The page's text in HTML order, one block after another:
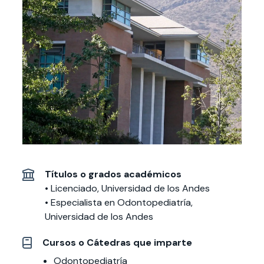
cursos
Especialidades y
estadías
Te puede
interesar:
International
students
Facultades
interesar:
2025
vinculación con la
sociedad
Extensión Cultural
Te puede interesar:Filantropía y Donaciones
intercambio
Servicios y apoyos
Te puede
interesar:
Explora el campus
Uandes
Noticias
estudiantiles
Títulos o grados académicos
• Licenciado, Universidad de los Andes
• Especialista en Odontopediatría,
Universidad de los Andes
Cursos o Cátedras que imparte
Odontopediatría